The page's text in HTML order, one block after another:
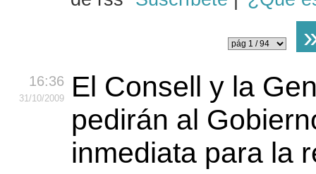
16:36
31/10/2009
El Consell y la
pedirán al
inmediata para la